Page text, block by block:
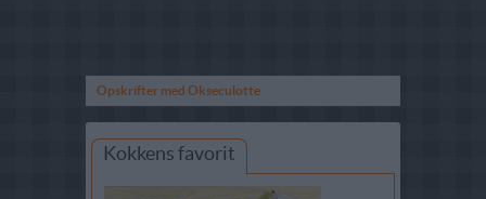
Opskrifter med Okseculotte
Kokkens favorit